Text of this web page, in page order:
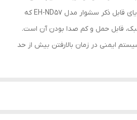
مختلف می‌باشد. از جمله مزایای قابل ذکر سشوار مدل EH-ND57 که
قابل حمل و کم صدا بودن آن است.
ایمنی در زمان بالارفتن بیش از حد